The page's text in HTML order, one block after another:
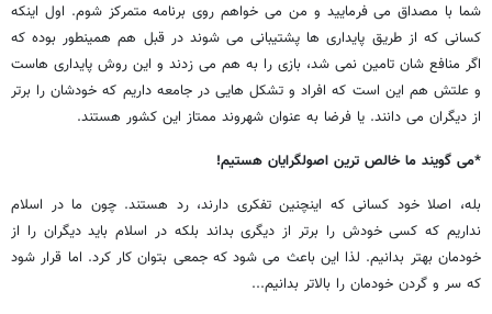
شما با مصداق می فرمایید و من می خواهم روی برنامه متمرکز شوم. اول اینکه
کسانی که از طریق پایداری ها پشتیبانی می شوند در قبل هم همینطور بوده که
اگر منافع شان تامین نمی شد، بازی را به هم می زدند و این روش پایداری هاست
و علتش هم این است که افراد و تشکل هایی در جامعه داریم که خودشان را برتر
از دیگران می دانند. یا فرضا به عنوان شهروند ممتاز این کشور هستند.
*می گویند ما خالص ترین اصولگرایان هستیم!
بله، اصلا خود کسانی که اینچنین تفکری دارند، رد هستند. چون ما در اسلام
نداریم که کسی خودش را برتر از دیگری بداند بلکه در اسلام باید دیگران را از
خودمان بهتر بدانیم. لذا این باعث می شود که جمعی بتوان کار کرد. اما قرار شود
که سر و گردن خودمان را بالاتر بدانیم...